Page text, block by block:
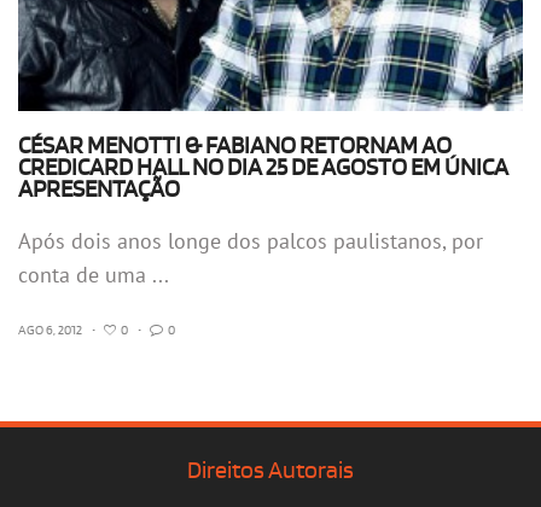
CÉSAR MENOTTI & FABIANO RETORNAM AO
CREDICARD HALL NO DIA 25 DE AGOSTO EM ÚNICA
APRESENTAÇÃO
Após dois anos longe dos palcos paulistanos, por
conta de uma ...
AGO 6, 2012 • 0 • 0
Direitos Autorais